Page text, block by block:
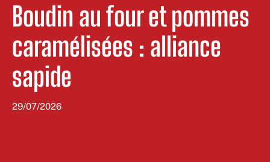
Boudin au four et pommes
caramélisées : alliance
sapide
29/07/2026